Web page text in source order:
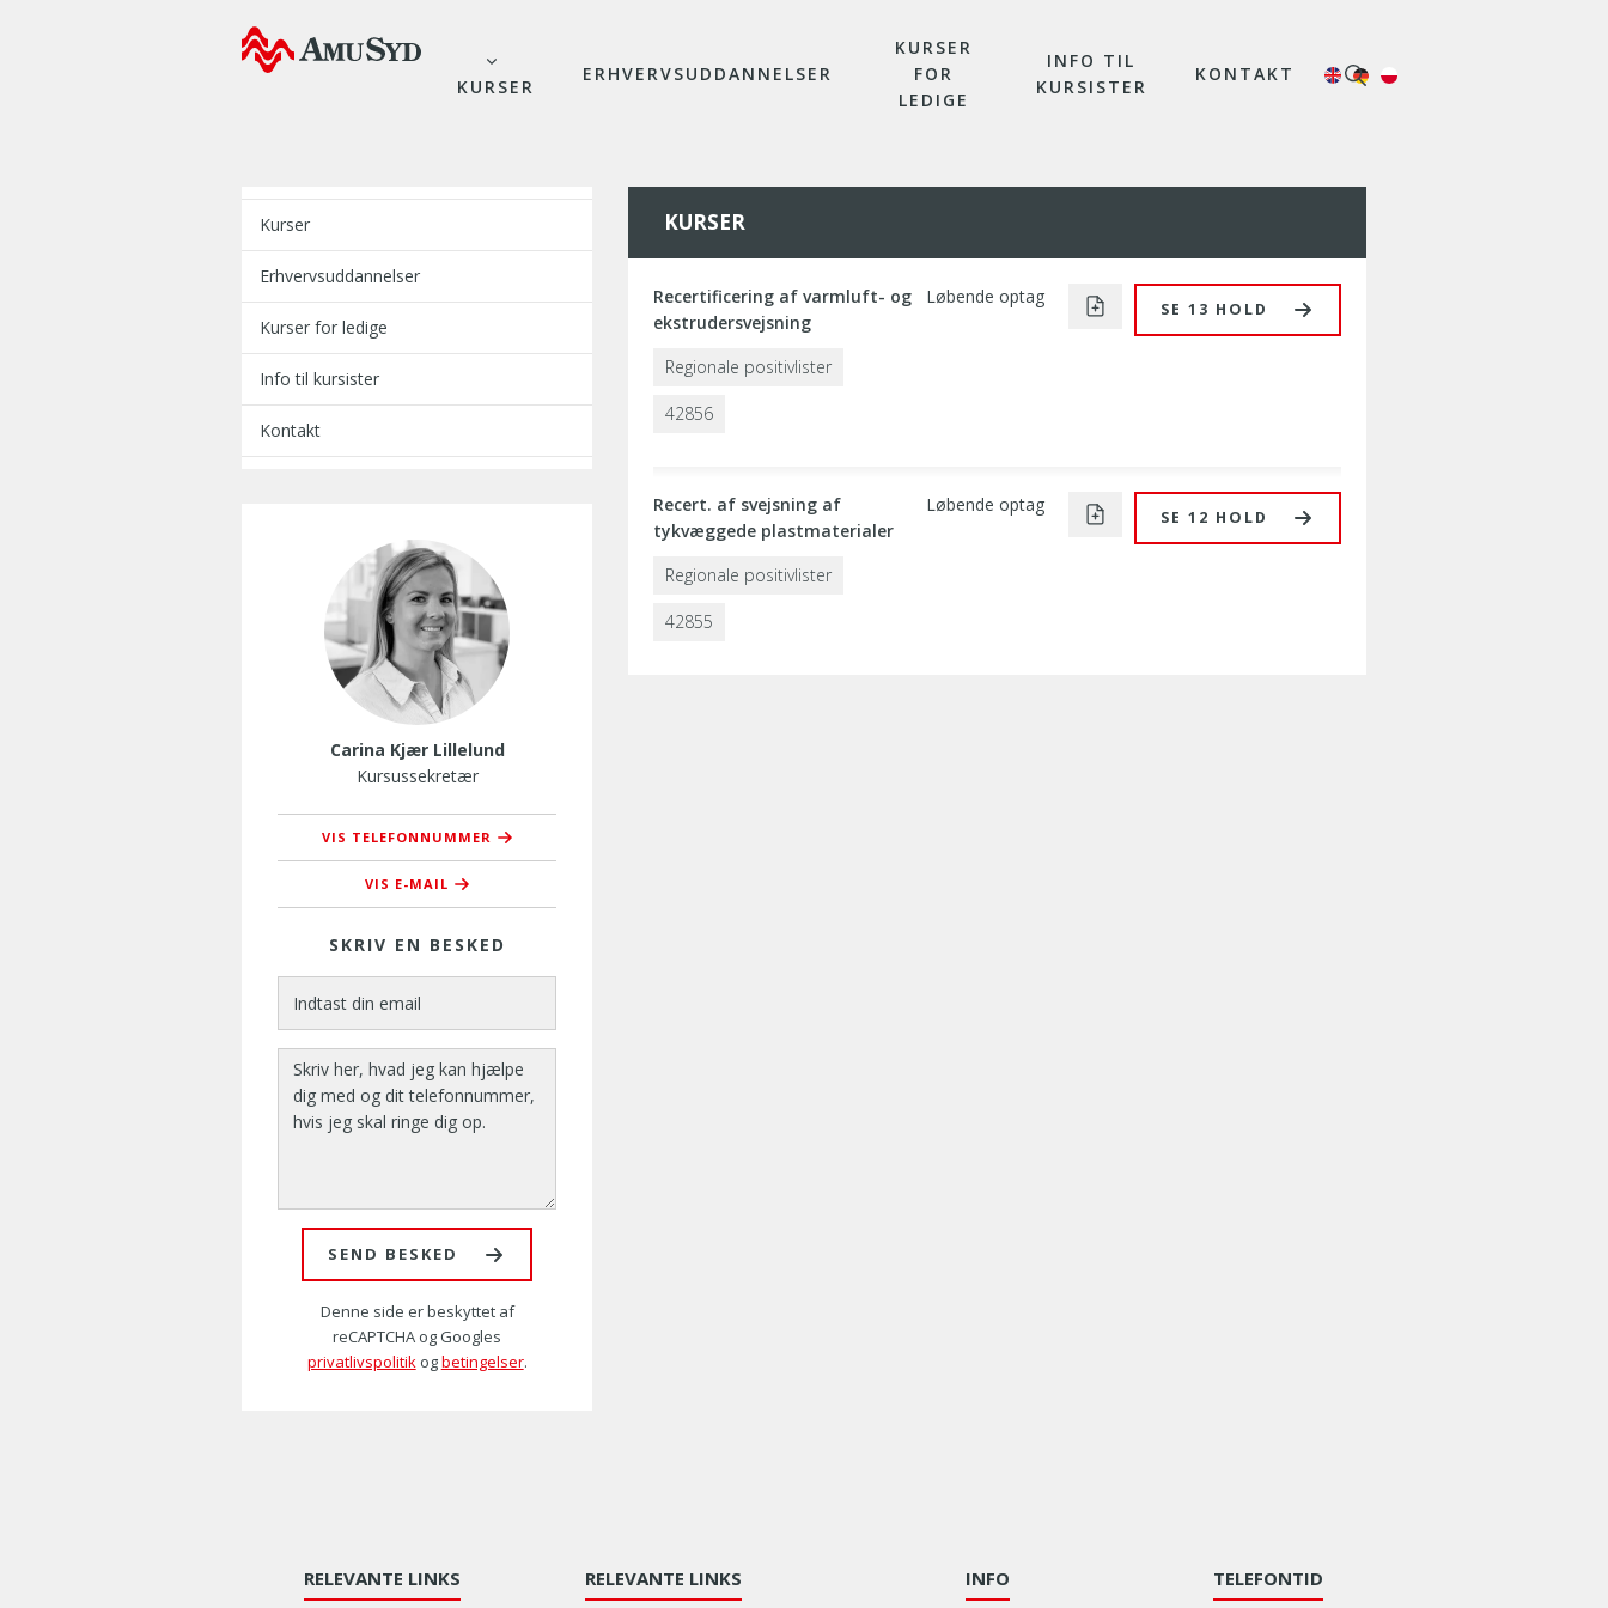
KURSER
ERHVERVSUDDANNELSER
KURSER
FOR
LEDIGE
INFO TIL
KURSISTER
KONTAKT
Kurser
Erhvervsuddannelser
Kurser for ledige
Info til kursister
Kontakt
Carina Kjær Lillelund
Kursussekretær
VIS TELEFONNUMMER
76 37 37 44
VIS E-MAIL
ckl@amusyd.dk
SKRIV EN BESKED
SEND BESKED
Denne side er beskyttet af
reCAPTCHA og Googles
privatlivspolitikogbetingelser.
KURSER
Recertificering af varmluft- og
ekstrudersvejsning
Regionale positivlister
42856
SE 13 HOLD
Løbende optag
Recert. af svejsning af
tykvæggede plastmaterialer
Regionale positivlister
42855
SE 12 HOLD
Løbende optag
RELEVANTE LINKS RELEVANTE LINKS INFO TELEFONTID